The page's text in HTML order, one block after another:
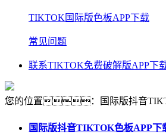
TIKTOK国际版色板APP下载
常见问题
联系TIKTOK免费破解版APP下
您的位置：国际版抖音
国际版抖音TIKTOK色板APP